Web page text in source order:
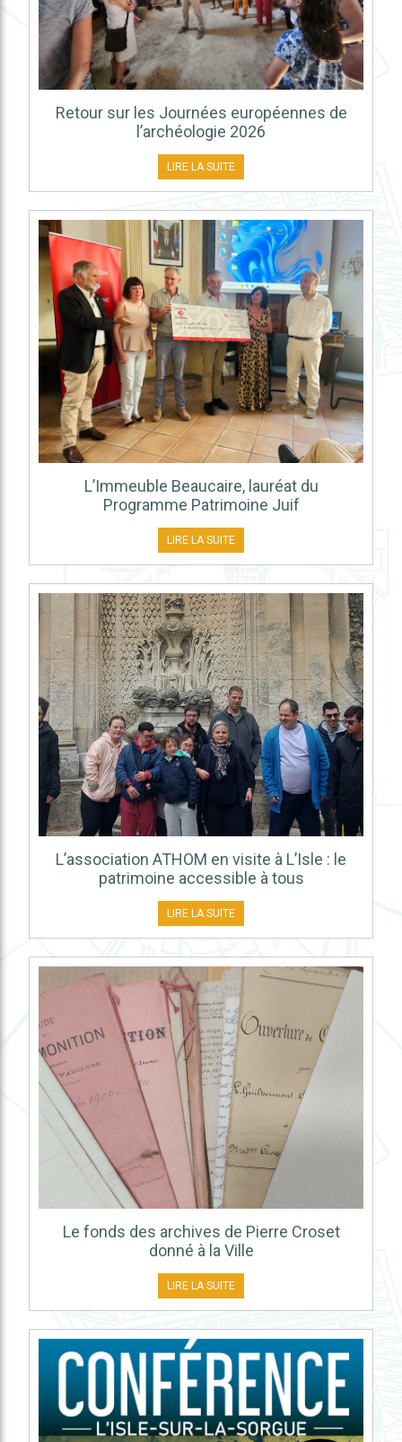
Retour sur les Journées européennes de
l’archéologie 2026
LIRE LA SUITE
L’Immeuble Beaucaire, lauréat du
Programme Patrimoine Juif
LIRE LA SUITE
L’association ATHOM en visite à L’Isle : le
patrimoine accessible à tous
LIRE LA SUITE
Le fonds des archives de Pierre Croset
donné à la Ville
LIRE LA SUITE